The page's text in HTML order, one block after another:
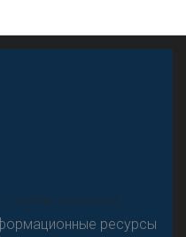
группа компаний,
ресурсы